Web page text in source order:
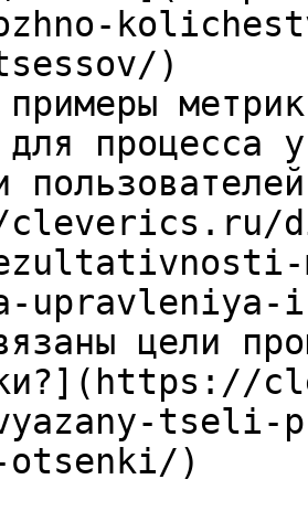
)
для процесса
цели
tseli-
otsenki/)